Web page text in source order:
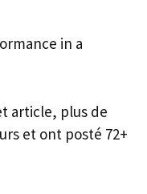
in a
article, plus de
et ont posté 72+